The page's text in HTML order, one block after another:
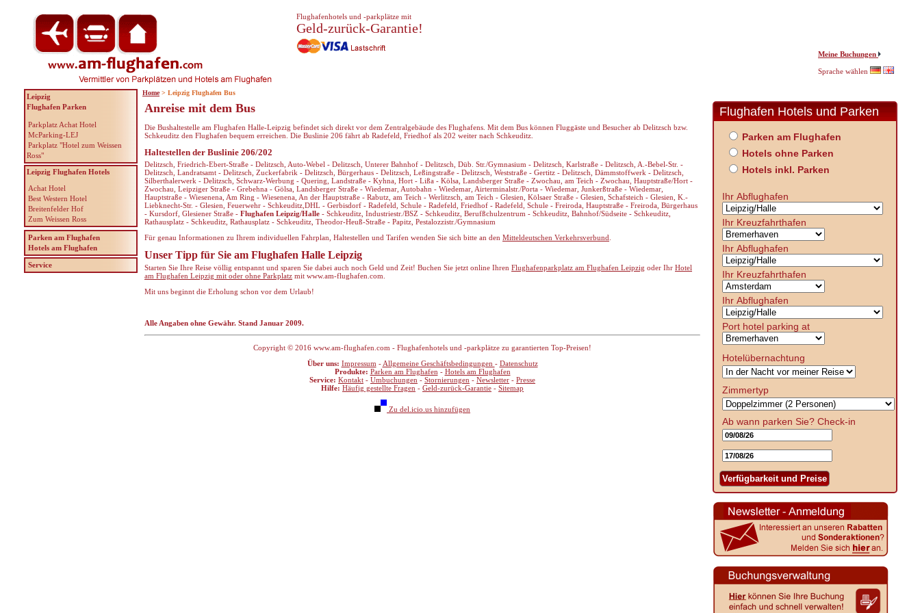
Anreise mit dem Bus
Die Bushaltestelle am Flughafen Halle-Leipzig befindet sich direkt vor dem Zentralgebäude des Flughafens. Mit dem Bus können Fluggäste und Besucher ab Delitzsch bzw.
Schkeuditz den Flughafen bequem erreichen. Die Buslinie 206 fährt ab Radefeld, Friedhof als 202 weiter nach Schkeuditz.
Haltestellen der Buslinie 206/202
Delitzsch, Friedrich-Ebert-Straße - Delitzsch, Auto-Webel - Delitzsch, Unterer Bahnhof - Delitzsch, Düb. Str./Gymnasium - Delitzsch, Karlstraße - Delitzsch, A.-Bebel-Str. -
Delitzsch, Landratsamt - Delitzsch, Zuckerfabrik - Delitzsch, Bürgerhaus - Delitzsch, Leßingstraße - Delitzsch, Weststraße - Gertitz - Delitzsch, Dämmstoffwerk - Delitzsch,
Silberthalerwerk - Delitzsch, Schwarz-Werbung - Quering, Landstraße - Kyhna, Hort - Lißa - Kölsa, Landsberger Straße - Zwochau, am Teich - Zwochau, Hauptstraße/Hort -
Zwochau, Leipziger Straße - Grebehna - Gölsa, Landsberger Straße - Wiedemar, Autobahn - Wiedemar, Airterminalstr./Porta - Wiedemar, Junkerßtraße - Wiedemar,
Hauptstraße - Wiesenena, Am Ring - Wiesenena, An der Hauptstraße - Rabutz, am Teich - Werlitzsch, am Teich - Glesien, Kölsaer Straße - Glesien, Schafsteich - Glesien, K.-
Liebknecht-Str. - Glesien, Feuerwehr - Schkeuditz,DHL - Gerbisdorf - Radefeld, Schule - Radefeld, Friedhof - Radefeld, Schule - Freiroda, Hauptstraße - Freiroda, Bürgerhaus
- Kursdorf, Glesiener Straße - Flughafen Leipzig/Halle - Schkeuditz, Industriestr./BSZ - Schkeuditz, Berufßchulzentrum - Schkeuditz, Bahnhof/Südseite - Schkeuditz,
Rathausplatz - Schkeuditz, Rathausplatz - Schkeuditz, Theodor-Heuß-Straße - Papitz, Pestalozzistr./Gymnasium
Für genau Informationen zu Ihrem individuellen Fahrplan, Haltestellen und Tarifen wenden Sie sich bitte an den Mitteldeutschen Verkehrsverbund
Unser Tipp für Sie am Flughafen Halle Leipzig
Starten Sie Ihre Reise völlig entspannt und sparen Sie dabei auch noch Geld und Zeit! Buchen Sie jetzt online Ihren Flughafenparkplatz am Flughafen Leipzig oder Ihr Hotel
am Flughafen Leipzig mit oder ohne Parkplatz mit www.am-flughafen.com.
Mit uns beginnt die Erholung schon vor dem Urlaub!
Alle Angaben ohne Gewähr. Stand Januar 2009.
Copyright © 2016 www.am-flughafen.com - Flughafenhotels und -parkplätze zu garantierten Top-Preisen!
Über uns: Impressum - Allgemeine Geschäftsbedingungen - Datenschutz
Produkte: Parken am Flughafen - Hotels am Flughafen
Service: Kontakt - Umbuchungen - Stornierungen - Newsletter - Presse
Hilfe: Häufig gestellte Fragen - Geld-zurück-Garantie - Sitemap
Zu del.icio.us hinzufügen
Meine Buchungen
Sprache wählen
Leipzig
Flughafen Parken
Parkplatz Achat Hotel
McParking-LEJ
Parkplatz "Hotel zum Weissen
Ross"
Leipzig Flughafen Hotels
Achat Hotel
Best Western Hotel
Breitenfelder Hof
Zum Weissen Ross
Parken am Flughafen
Hotels am Flughafen
Service
Flughafen Hotels und Parken
Parken am Flughafen
Hotels ohne Parken
Hotels inkl. Parken
Ihr Abflughafen
Ihr Kreuzfahrthafen
Ihr Abflughafen
Ihr Kreuzfahrthafen
Ihr Abflughafen
Port hotel parking at
Hotelübernachtung
Zimmertyp
Ab wann parken Sie? Check-in
Verfügbarkeit und Preise
Flughafenhotels und -parkplätze mit
Geld-zurück-Garantie!
Home > Leipzig Flughafen Bus